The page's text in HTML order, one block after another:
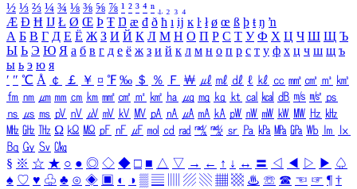
½ ⅓ ⅔ ¼ ¾ ⅛ ⅜ ⅝ ⅞ ¹ ² ³ ⁴ ⁿ ₁ ₂ ₃ ₄
Æ Ð Ħ Ĳ Ł Ø Œ Þ Ŧ Ŋ æ đ ð ħ ı ĳ ĸ ŀ ł ø œ ß þ ŧ ŋ ŉ
А Б В Г Д Е Ё Ж З И Й К Л М Н О П Р С Т У Ф Х Ц Ч Ш Щ Ъ
Ы Ь Э Ю Я а б в г д е ё ж з и й к л м н о п р с т у ф х ц ч ш щ ъ
ы ь э ю я
′ ″ ℃ Å ￠ ￡ ￥ ¤ ℉ ‰ ＄ ％ Ｆ ￦ ㎕ ㎖ ㎗ ℓ ㎘ ㏄ ㎣ ㎤ ㎥ ㎦
㎙ ㎚ ㎛ ㎜ ㎝ ㎞ ㎟ ㎠ ㎡ ㎢ ㏊ ㎍ ㎎ ㎏ ㏏ ㎈ ㎉ ㏈ ㎧ ㎨ ㎰
㎱ ㎲ ㎳ ㎴ ㎵ ㎶ ㎷ ㎸ ㎹ ㎀ ㎁ ㎂ ㎃ ㎄ ㎺ ㎻ ㎽ ㎾ ㎿ ㎐ ㎑
㎒ ㎓ ㎔ Ω ㏀ ㏁ ㎊ ㎋ ㎌ ㏖ ㏅ ㎭ ㎮ ㎯ ㏛ ㎩ ㎪ ㎫ ㎬ ㏝ ㏐
㏓
㏃ ㏉ ㏜ ㏆
§ ※ ☆ ★ ○ ● ◎ ◇ ◆ □ ■ △ ▽ → ← ↑ ↓ ↔ 〓 ◁ ◀ ▷ ▶ ♤
♠ ♡ ♥ ♧ ♣ ⊙ ◈ ▣ ◐ ◑ ▒ ▤ ▨ ▧ ▦ ▩ ♨ ☏ ☎ ☜ ☞ ¶ †